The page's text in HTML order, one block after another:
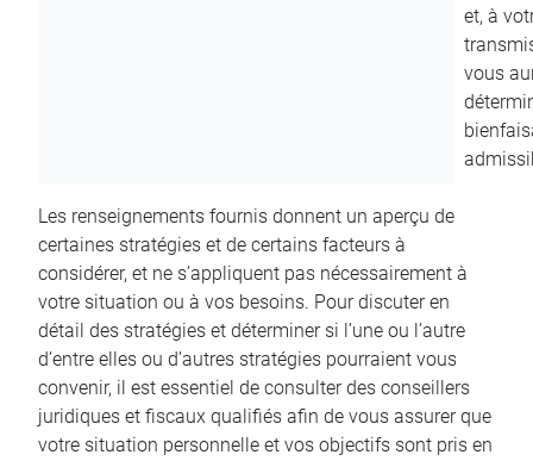
et, à
vous
Les renseignements fournis donnent un aperçu de
certaines stratégies et de certains facteurs à
considérer, et ne s’appliquent pas nécessairement à
votre situation ou à vos besoins. Pour discuter en
détail des stratégies et déterminer si l’une ou l’autre
d’entre elles ou d’autres stratégies pourraient vous
convenir, il est essentiel de consulter des conseillers
juridiques et fiscaux qualifiés afin de vous assurer que
votre situation personnelle et vos objectifs sont pris en